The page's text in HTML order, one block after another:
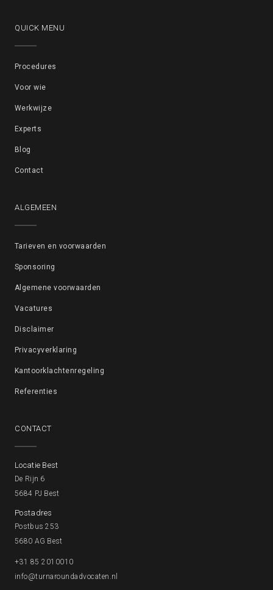
QUICK MENU
Procedures
Voor wie
Werkwijze
Experts
Blog
Contact
ALGEMEEN
Tarieven en voorwaarden
Sponsoring
Algemene voorwaarden
Vacatures
Disclaimer
Privacyverklaring
Kantoorklachtenregeling
Referenties
CONTACT
Locatie Best
De Rijn 6
5684 PJ Best
Postadres
Postbus 253
5680 AG Best
+31 85 2010010
info@turnaroundadvocaten.nl